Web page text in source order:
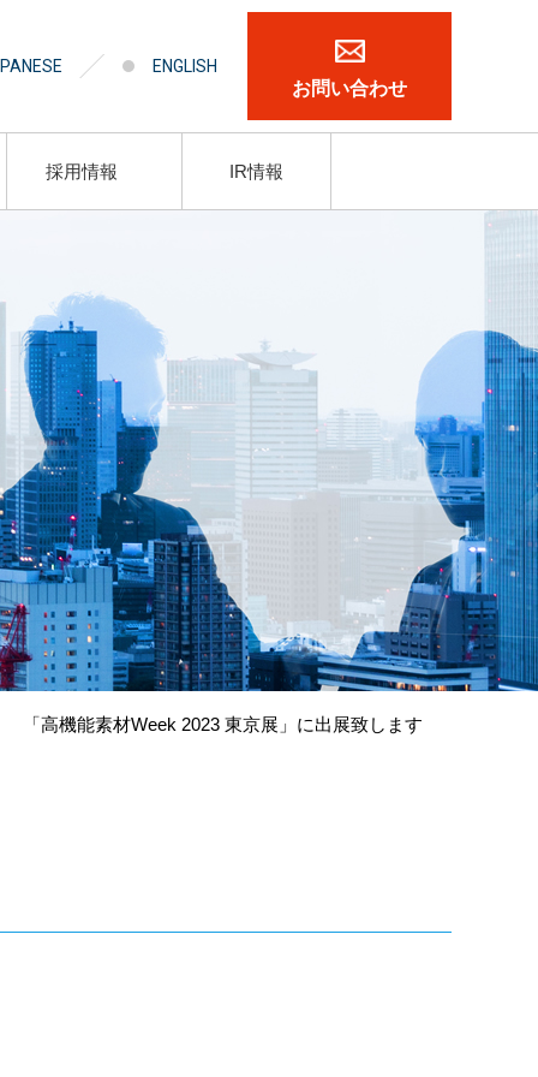
ENGLISH
お問い合わせ
採用情報 IR情報
「高機能素材Week 2023 東京展」に出展致します